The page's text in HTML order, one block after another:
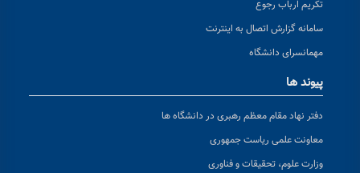
تکریم ارباب رجوع
سامانه گزارش اتصال به اینترنت
مهمانسرای دانشگاه
پیوند ها
دفتر نهاد مقام معظم رهبری در دانشگاه ها
معاونت علمی ریاست جمهوری
وزارت علوم، تحقیقات و فناوری